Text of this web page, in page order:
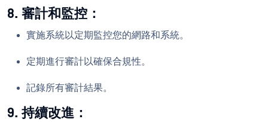
8. 審計和監控：
實施系統以定期監控您的網路和系統。
定期進行審計以確保合規性。
記錄所有審計結果。
9. 持續改進：